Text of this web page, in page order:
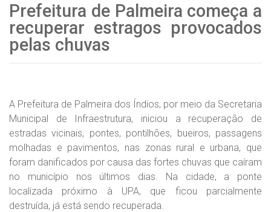
Prefeitura de Palmeira começa a
recuperar estragos provocados
pelas chuvas
A Prefeitura de Palmeira dos Índios, por meio da Secretaria
Municipal de Infraestrutura, iniciou a recuperação de
estradas vicinais, pontes, pontilhões, bueiros, passagens
molhadas e pavimentos, nas zonas rural e urbana, que
foram danificados por causa das fortes chuvas que caíram
no município nos últimos dias. Na cidade, a ponte
localizada próximo à UPA, que ficou parcialmente
destruída, já está sendo recuperada.